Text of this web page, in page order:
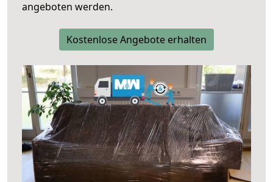
angeboten werden.
Kostenlose Angebote erhalten